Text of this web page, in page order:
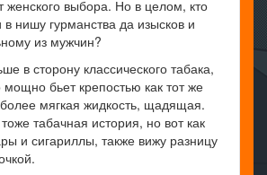
женского выбора. Но в целом, кто
нишу гурманства да изысков и
из мужчин?
в сторону классического табака,
мощно бьет крепостью как тот же
мягкая жидкость, щадящая.
табачная история, но вот как
и сигариллы, также вижу разницу